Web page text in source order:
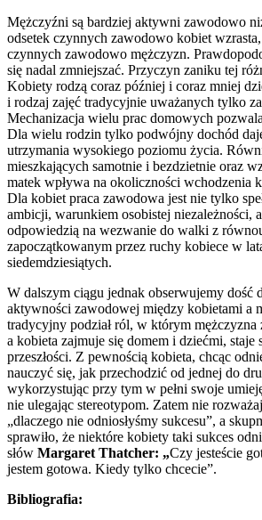
Mężczyźni są bardziej aktywni zawodowo
odsetek czynnych zawodowo kobiet
czynnych zawodowo mężczyzn.
się nadal zmniejszać. Przyczyn zaniku tej
Kobiety rodzą coraz później i coraz mniej
i rodzaj zajęć tradycyjnie uważanych tylko
Mechanizacja wielu prac domowych
Dla wielu rodzin tylko podwójny dochód
utrzymania wysokiego poziomu życia.
mieszkających samotnie i bezdzietnie oraz
matek wpływa na okoliczności wchodzenia
Dla kobiet praca zawodowa jest nie tylko
ambicji, warunkiem osobistej niezależności,
odpowiedzią na wezwanie do walki z
zapoczątkowanym przez ruchy kobiece w
siedemdziesiątych.
W dalszym ciągu jednak obserwujemy dość
aktywności zawodowej między kobietami a
tradycyjny podział ról, w którym mężczyzna
a kobieta zajmuje się domem i dziećmi, staje
przeszłości. Z pewnością kobieta, chcąc
nauczyć się, jak przechodzić od jednej do
wykorzystując przy tym w pełni swoje
nie ulegając stereotypom. Zatem nie
„dlaczego nie odniosłyśmy sukcesu”, a
sprawiło, że niektóre kobiety taki sukces
słów Margaret Thatcher: „Czy jesteście
jestem gotowa. Kiedy tylko chcecie”.
Bibliografia: